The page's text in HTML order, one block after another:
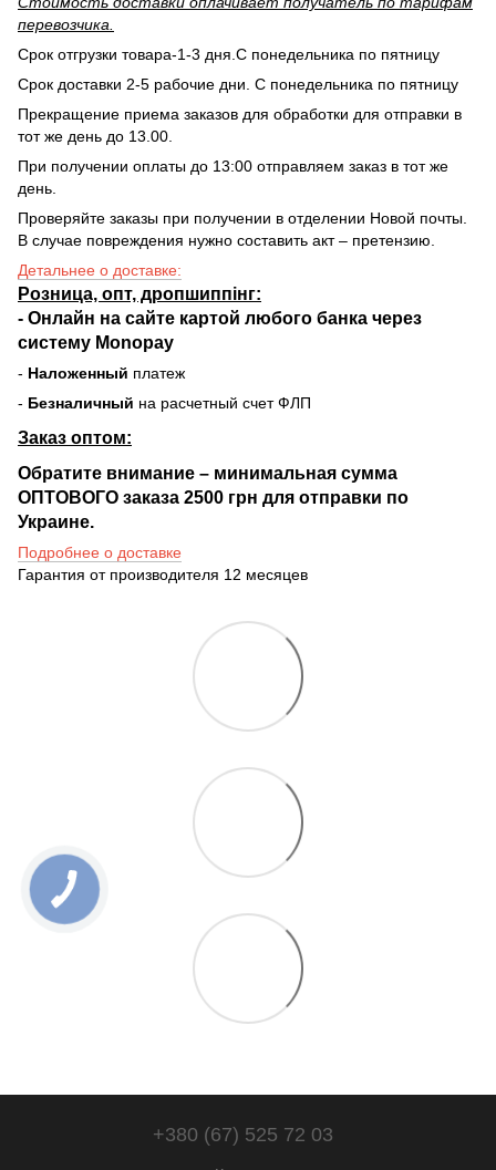
перевозчика.
Срок отгрузки товара-1-3 дня.С понедельника по пятницу
Срок доставки 2-5 рабочие дни. С понедельника по пятницу
Прекращение приема заказов для обработки для отправки в
тот же день до 13.00.
При получении оплаты до 13:00 отправляем заказ в тот же
день.
Проверяйте заказы при получении в отделении Новой почты.
В случае повреждения нужно составить акт – претензию.
Детальнее о доставке:
Розница, опт, дропшиппінг:
- Онлайн на сайте картой любого банка через
систему Monopay
- Наложенный платеж
- Безналичный на расчетный счет ФЛП
Заказ оптом:
Обратите внимание – минимальная сумма
ОПТОВОГО заказа 2500 грн для отправки по
Украине.
Подробнее о доставке
Гарантия от производителя 12 месяцев
+380 (67) 525 72 03